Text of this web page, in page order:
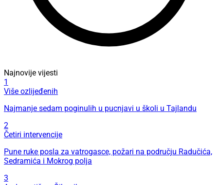
Najnovije vijesti
1
Više ozlijeđenih
Najmanje sedam poginulih u pucnjavi u školi u Tajlandu
2
Četiri intervencije
Pune ruke posla za vatrogasce, požari na području Radučića,
Sedramića i Mokrog polja
3